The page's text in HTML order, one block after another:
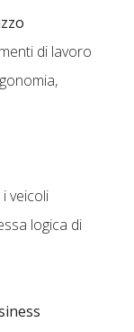
di lavoro
veicoli
logica di